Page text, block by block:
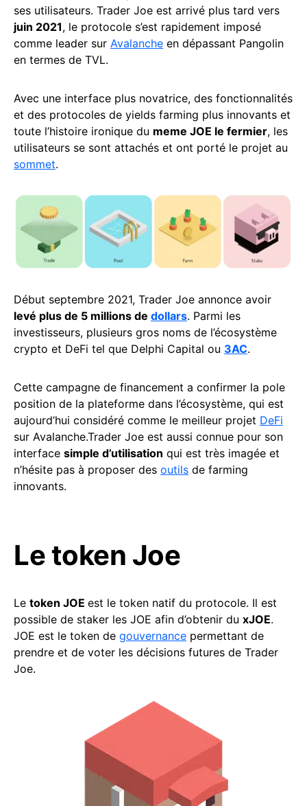
ses utilisateurs. Trader Joe est arrivé plus tard vers
juin 2021, le protocole s’est rapidement imposé
comme leader sur Avalanche en dépassant Pangolin
en termes de TVL.
Avec une interface plus novatrice, des fonctionnalités
et des protocoles de yields farming plus innovants et
toute l’histoire ironique du meme JOE le fermier, les
utilisateurs se sont attachés et ont porté le projet au
sommet.
Début septembre 2021, Trader Joe annonce avoir
levé plus de 5 millions de dollars. Parmi les
investisseurs, plusieurs gros noms de l’écosystème
crypto et DeFi tel que Delphi Capital ou 3AC.
Cette campagne de financement a confirmer la pole
position de la plateforme dans l’écosystème, qui est
aujourd’hui considéré comme le meilleur projet DeFi
sur Avalanche.Trader Joe est aussi connue pour son
interface simple d’utilisation qui est très imagée et
n’hésite pas à proposer des outils de farming
innovants.
Le token Joe
Le token JOE est le token natif du protocole. Il est
possible de staker les JOE afin d’obtenir du xJOE.
JOE est le token de gouvernance permettant de
prendre et de voter les décisions futures de Trader
Joe.